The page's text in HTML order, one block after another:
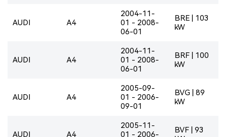
AUDI A4
2004-11-
01 - 2008-
06-01
BRE | 103
kW
AUDI A4
2004-11-
01 - 2008-
06-01
BRF | 100
kW
AUDI A4
2005-09-
01 - 2006-
09-01
BVG | 89
kW
AUDI A4
2005-11-
01 - 2006-
BVF | 93